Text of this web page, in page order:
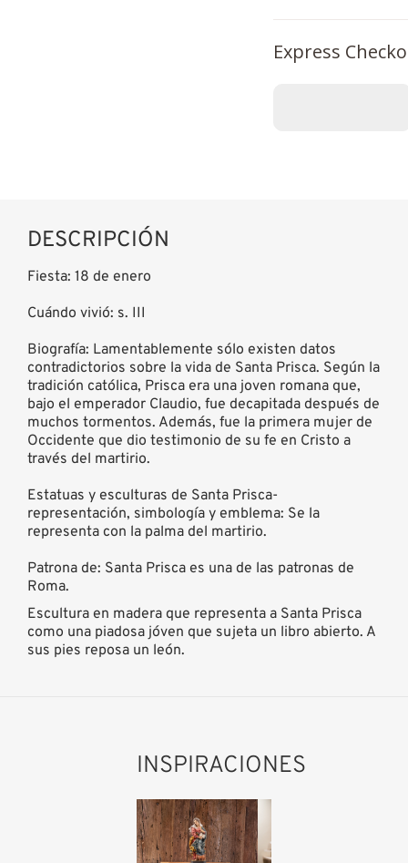
Express
DESCRIPCIÓN
Fiesta: 18 de enero
Cuándo vivió: s. III
Biografía: Lamentablemente sólo existen datos
contradictorios sobre la vida de Santa Prisca. Según la
tradición católica, Prisca era una joven romana que,
bajo el emperador Claudio, fue decapitada después de
muchos tormentos. Además, fue la primera mujer de
Occidente que dio testimonio de su fe en Cristo a
través del martirio.
Estatuas y esculturas de Santa Prisca-
representación, simbología y emblema: Se la
representa con la palma del martirio.
Patrona de: Santa Prisca es una de las patronas de
Roma.
Escultura en madera que representa a Santa Prisca
como una piadosa jóven que sujeta un libro abierto. A
sus pies reposa un león.
INSPIRACIONES